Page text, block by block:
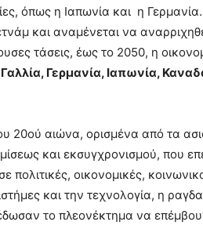
όπως η Ιαπωνία και η
και αναμένεται να
τάσεις, έως το 2050, η
Γερμανία, Ιαπωνία,
20ού αιώνα, ορισμένα από τα
και εκσυγχρονισμού, που
πολιτικές, οικονομικές,
και την τεχνολογία, η
το πλεονέκτημα να